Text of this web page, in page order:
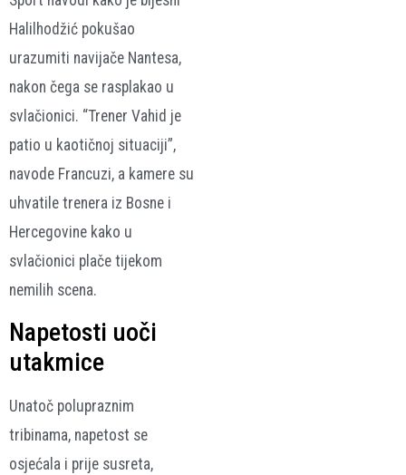
Halilhodžić pokušao
urazumiti navijače Nantesa,
nakon čega se rasplakao u
svlačionici. “Trener Vahid je
patio u kaotičnoj situaciji”,
navode Francuzi, a kamere su
uhvatile trenera iz Bosne i
Hercegovine kako u
svlačionici plače tijekom
nemilih scena.
Napetosti uoči
utakmice
Unatoč polupraznim
tribinama, napetost se
osjećala i prije susreta,